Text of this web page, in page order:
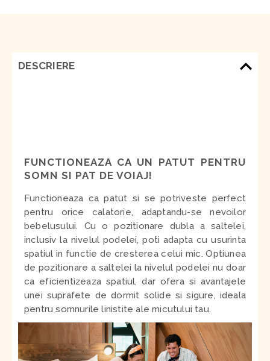
DESCRIERE
FUNCTIONEAZA CA UN PATUT PENTRU
SOMN SI PAT DE VOIAJ!
Functioneaza ca patut si se potriveste perfect
pentru orice calatorie, adaptandu-se nevoilor
bebelusului. Cu o pozitionare dubla a saltelei,
inclusiv la nivelul podelei, poti adapta cu usurinta
spatiul in functie de cresterea celui mic. Optiunea
de pozitionare a saltelei la nivelul podelei nu doar
ca eficientizeaza spatiul, dar ofera si avantajele
unei suprafete de dormit solide si sigure, ideala
pentru somnurile linistite ale micutului tau.